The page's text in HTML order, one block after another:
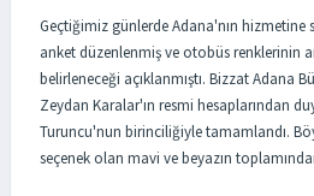
Geçtiğimiz günlerde Adana'nın
anket düzenlenmiş ve otobüs renklerinin
belirleneceği açıklanmıştı. Bizzat Adana
Zeydan Karalar'ın resmi hesaplarından
Turuncu'nun birinciliğiyle tamamlandı.
seçenek olan mavi ve beyazın